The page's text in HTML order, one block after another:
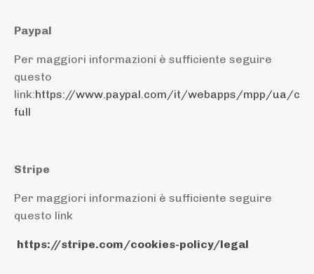
Paypal
Per maggiori informazioni è sufficiente seguire
questo
link:https://www.paypal.com/it/webapps/mpp/ua/
full
Stripe
Per maggiori informazioni è sufficiente seguire
questo link
https://stripe.com/cookies-policy/legal